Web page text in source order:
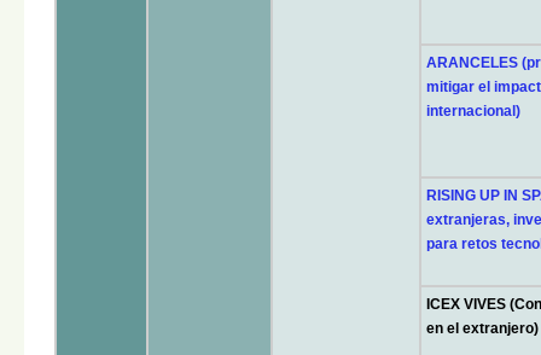
ARANCELES
mitigar el
internacional)
RISING UP IN
extranjeras,
para retos
ICEX VIVES
en el extranjero)